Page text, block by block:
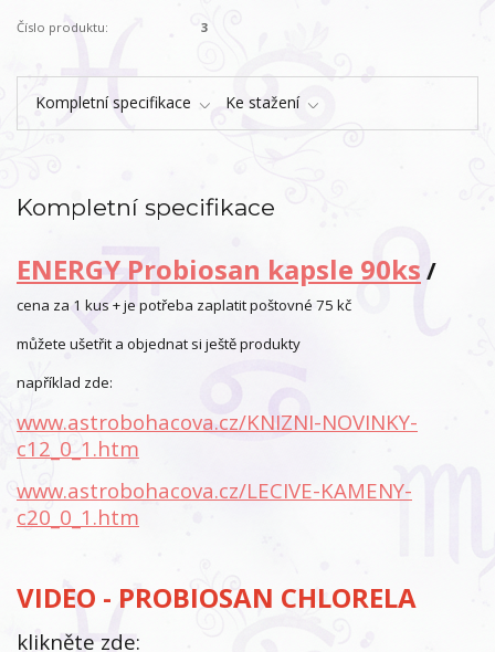
Číslo produktu: 3
Kompletní specifikace Ke stažení
Kompletní specifikace
ENERGY Probiosan kapsle 90ks /
cena za 1 kus + je potřeba zaplatit poštovné 75 kč
můžete ušetřit a objednat si ještě produkty
například zde:
www.astrobohacova.cz/KNIZNI-NOVINKY-
c12_0_1.htm
www.astrobohacova.cz/LECIVE-KAMENY-
c20_0_1.htm
VIDEO - PROBIOSAN CHLORELA
klikněte zde: